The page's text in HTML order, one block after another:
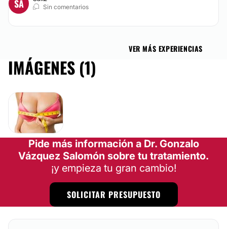
SA
Sin comentarios
VER MÁS EXPERIENCIAS
IMÁGENES (1)
Pide más información a Dr. Gonzalo
Vázquez Salomón sobre tu tratamiento.
¡y empieza tu gran cambio!
SOLICITAR PRESUPUESTO